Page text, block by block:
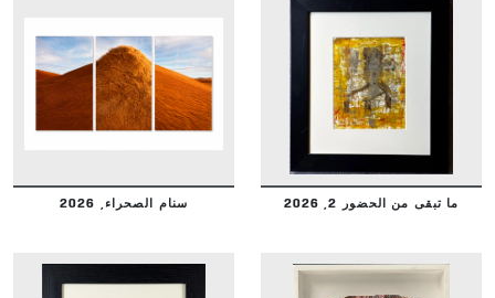
DETAILS
سنام الصحراء, 2026
DETAILS
ما تبقى من الحضور 2, 2026